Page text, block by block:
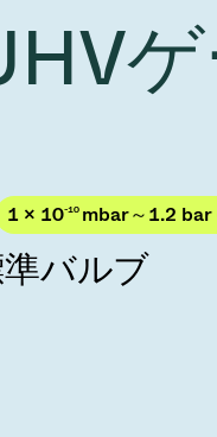
to Art. 53
Ad
LR
1 × 10-10 mbar～1.2 bar
バルブ